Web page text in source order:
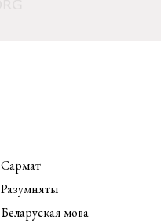
Сармат
Разумняты
Беларуская мова